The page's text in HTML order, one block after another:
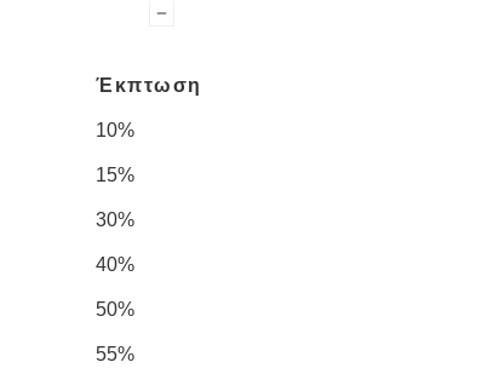
Έκπτωση
10%
15%
30%
40%
50%
55%